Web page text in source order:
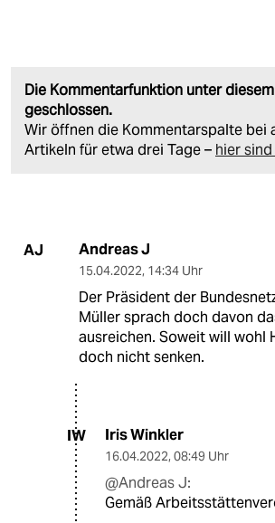
Die Kommentarfunktion unter
geschlossen.
Wir öffnen die Kommentarspalte bei
Artikeln für etwa drei Tage – hier
AJ Andreas J
15.04.2022, 14:34 Uhr
Der Präsident der
Müller sprach doch davon
ausreichen. Soweit will wohl
doch nicht senken.
IW Iris Winkler
16.04.2022, 08:49 Uhr
@Andreas J:
Gemäß